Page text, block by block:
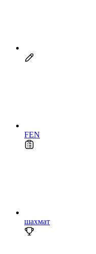
FEN
шахмат